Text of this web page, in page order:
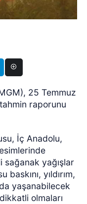
25 Temmuz
raporunu
İç Anadolu,
yağışlar
yıldırım,
yaşanabilecek
olmaları